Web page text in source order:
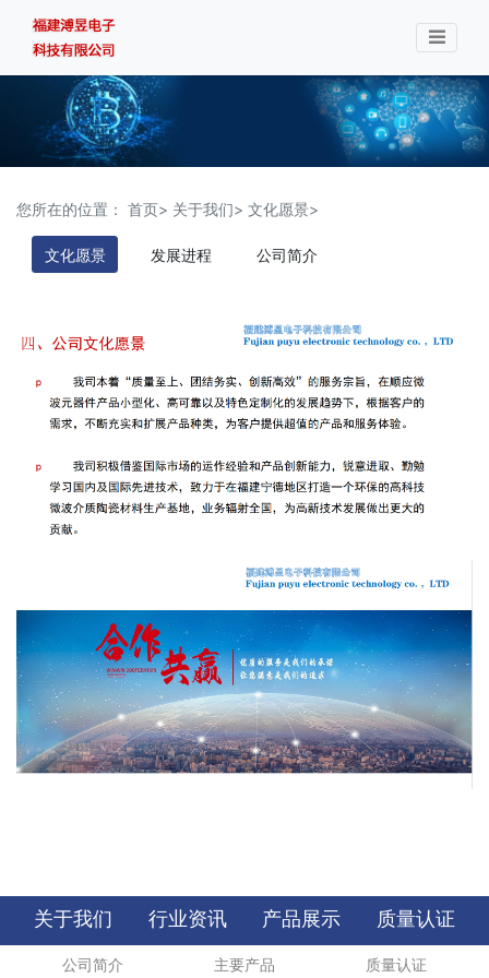
您所在的位置： 首页> 关于我们> 文化愿景>
文化愿景 发展进程 公司简介
关于我们 行业资讯 产品展示 质量认证
公司简介 主要产品 质量认证